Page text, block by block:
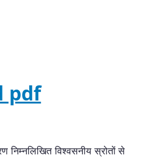
pdf
निम्नलिखित विश्वसनीय स्रोतों से